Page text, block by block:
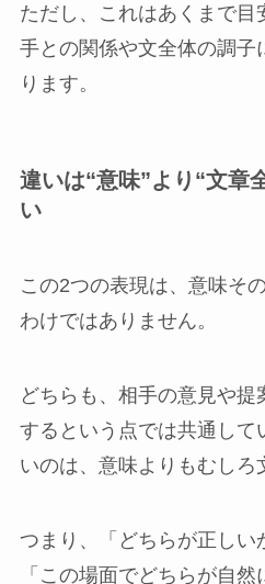
ただし、これはあくまで目
手との関係や文全体の調子
ります。
違いは“意味”より“文章
い
この2つの表現は、意味そ
わけではありません。
どちらも、相手の意見や
するという点では共通して
いのは、意味よりもむしろ
つまり、「どちらが正しい
「この場面でどちらが自